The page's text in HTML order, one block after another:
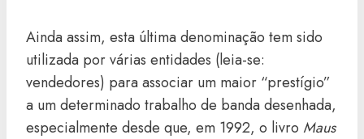
Ainda assim, esta última denominação tem sido
utilizada por várias entidades (leia-se:
vendedores) para associar um maior “prestígio”
a um determinado trabalho de banda desenhada,
especialmente desde que, em 1992, o livro Maus